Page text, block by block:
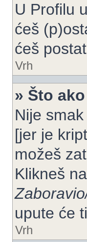
U Profilu
ćeš
ćeš
Vrh
» Što
Nije
[jer je
možeš
Klikneš na
upute će
Vrh